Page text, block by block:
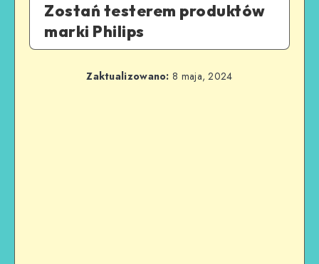
Zostań testerem produktów
marki Philips
Zaktualizowano: 8 maja, 2024